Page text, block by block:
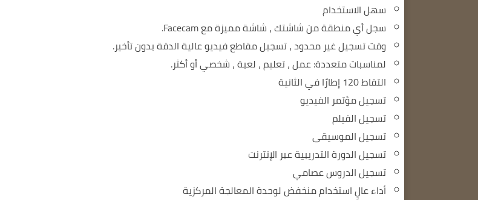
سهل الاستخدام
سجل أي منطقة من شاشتك ، شاشة مميزة مع Facecam.
وقت تسجيل غير محدود ، تسجيل مقاطع فيديو عالية الدقة بدون تأخير.
لمناسبات متعددة: عمل ، تعليم ، لعبة ، شخصي أو أكثر.
التقاط 120 إطارًا في الثانية
تسجيل مؤتمر الفيديو
تسجيل الفيلم
تسجيل الموسيقى
تسجيل الدورة التدريبية عبر الإنترنت
تسجيل الدروس عصامي
أداء عالٍ استخدام منخفض لوحدة المعالجة المركزية